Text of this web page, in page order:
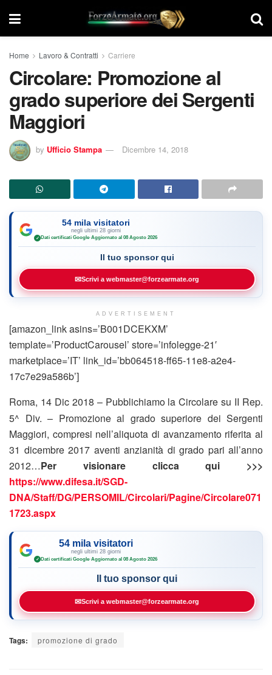
Home Lavoro & Contratti Carriere
Circolare: Promozione al
grado superiore dei Sergenti
Maggiori
by Ufficio Stampa Dicembre 14, 2018
54 mila visitatori
negli ultimi 28 giorni
✓ Dati certificati Google·Aggiornato al 08 Agosto 2026
Il tuo sponsor qui
✉Scrivi a webmaster@forzearmate.org
ADVERTISEMENT
[amazon_link asins=’B001DCEKXM’
template=’ProductCarousel’ store=’infolegge-21′
marketplace=’IT’ link_id=’bb064518-ff65-11e8-a2e4-
17c7e29a586b’]
Roma, 14 Dic 2018 – Pubblichiamo la Circolare su II Rep.
5^ Div. – Promozione al grado superiore dei Sergenti
Maggiori, compresi nell’aliquota di avanzamento riferita al
31 dicembre 2017 aventi anzianità di grado pari all’anno
2012…Per visionare clicca qui >>>
https://www.difesa.it/SGD-
DNA/Staff/DG/PERSOMIL/Circolari/Pagine/Circolare071
1723.aspx
54 mila visitatori
negli ultimi 28 giorni
✓ Dati certificati Google·Aggiornato al 08 Agosto 2026
Il tuo sponsor qui
✉Scrivi a webmaster@forzearmate.org
Tags: promozione di grado